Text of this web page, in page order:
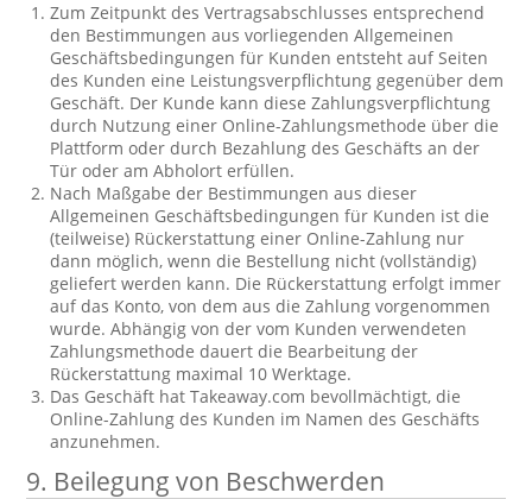
Zum Zeitpunkt des Vertragsabschlusses entsprechend
den Bestimmungen aus vorliegenden Allgemeinen
Geschäftsbedingungen für Kunden entsteht auf Seiten
des Kunden eine Leistungsverpflichtung gegenüber dem
Geschäft. Der Kunde kann diese Zahlungsverpflichtung
durch Nutzung einer Online-Zahlungsmethode über die
Plattform oder durch Bezahlung des Geschäfts an der
Tür oder am Abholort erfüllen.
Nach Maßgabe der Bestimmungen aus dieser
Allgemeinen Geschäftsbedingungen für Kunden ist die
(teilweise) Rückerstattung einer Online-Zahlung nur
dann möglich, wenn die Bestellung nicht (vollständig)
geliefert werden kann. Die Rückerstattung erfolgt immer
auf das Konto, von dem aus die Zahlung vorgenommen
wurde. Abhängig von der vom Kunden verwendeten
Zahlungsmethode dauert die Bearbeitung der
Rückerstattung maximal 10 Werktage.
Das Geschäft hat Takeaway.com bevollmächtigt, die
Online-Zahlung des Kunden im Namen des Geschäfts
anzunehmen.
9. Beilegung von Beschwerden